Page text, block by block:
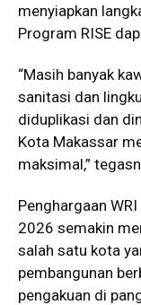
menyiapkan
Program RISE
“Masih banyak
sanitasi dan
diduplikasi dan
Kota Makassar
maksimal,”
Penghargaan
2026 semakin
salah satu kota
pembangunan
pengakuan di